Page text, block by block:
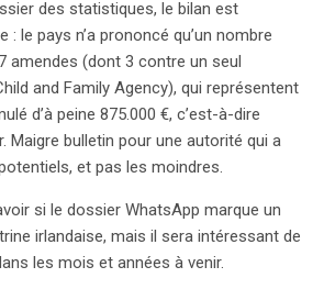
des statistiques, le bilan est
: le pays n’a prononcé qu’un nombre
amendes (dont 3 contre un seul
and Family Agency), qui représentent
d’à peine 875.000 €, c’est-à-dire
Maigre bulletin pour une autorité qui a
et pas les moindres.
si le dossier WhatsApp marque un
irlandaise, mais il sera intéressant de
les mois et années à venir.